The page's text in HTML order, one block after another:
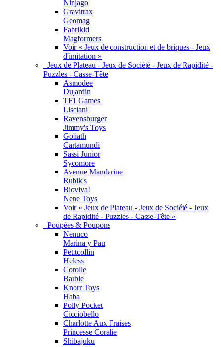
Ninjago
Gravitrax
Geomag
Fabrikid
Magformers
Voir « Jeux de construction et de briques - Jeux
d'imitation »
Jeux de Plateau - Jeux de Société - Jeux de Rapidité -
Puzzles - Casse-Tête
Asmodee
Dujardin
TF1 Games
Lisciani
Ravensburger
Jimmy's Toys
Goliath
Cartamundi
Sassi Junior
Sycomore
Avenue Mandarine
Rubik's
Bioviva!
Nene Toys
Voir « Jeux de Plateau - Jeux de Société - Jeux
de Rapidité - Puzzles - Casse-Tête »
Poupées & Poupons
Nenuco
Marina y Pau
Petitcollin
Heless
Corolle
Barbie
Knorr Toys
Haba
Polly Pocket
Cicciobello
Charlotte Aux Fraises
Princesse Coralie
Shibajuku